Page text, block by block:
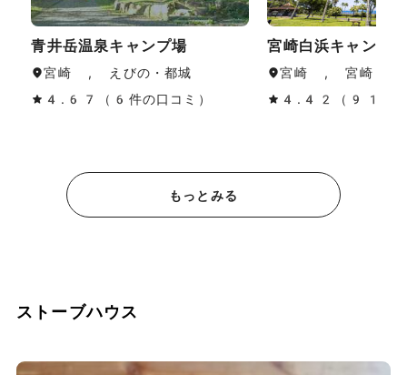
青井岳温泉キャンプ場
宮崎 , えびの・都城
4.67（6件の口コミ）
宮崎白浜キャンプ
宮崎 , 宮崎・青
4.42（91件の
もっとみる
ストーブハウス